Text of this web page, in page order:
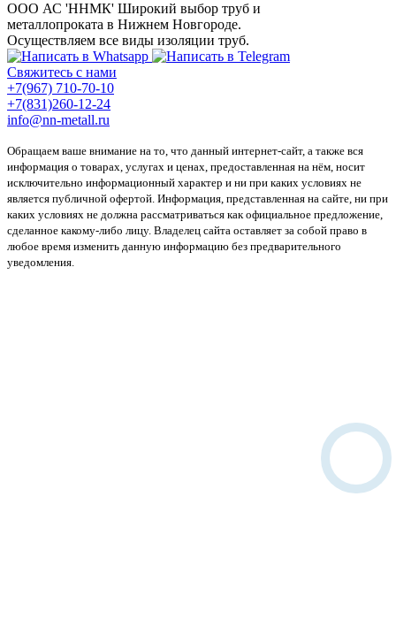
ООО АС 'ННМК' Широкий выбор труб и
металлопроката в Нижнем Новгороде.
Осуществляем все виды изоляции труб.
Свяжитесь с нами
+7(967) 710-70-10
+7(831)260-12-24
info@nn-metall.ru
Обращаем ваше внимание на то, что данный интернет-сайт, а также вся
информация о товарах, услугах и ценах, предоставленная на нём, носит
исключительно информационный характер и ни при каких условиях не
является публичной офертой. Информация, представленная на сайте, ни при
каких условиях не должна рассматриваться как официальное предложение,
сделанное какому-либо лицу. Владелец сайта оставляет за собой право в
любое время изменить данную информацию без предварительного
уведомления.